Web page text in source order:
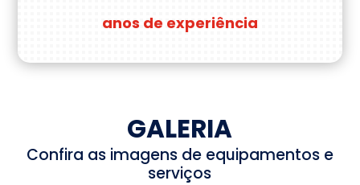
anos de experiência
GALERIA
Confira as imagens de equipamentos e
serviços